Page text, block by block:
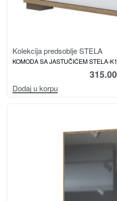
Kolekcija predsoblje STELA
KOMODA SA JASTUČIĆEM STELA-K1
315.00
Dodaj u korpu